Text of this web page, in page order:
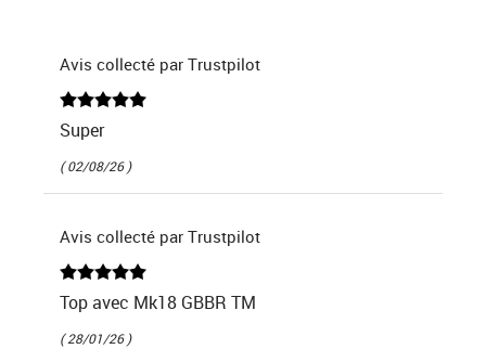
Avis collecté par Trustpilot
Super
( 02/08/26 )
Avis collecté par Trustpilot
Top avec Mk18 GBBR TM
( 28/01/26 )